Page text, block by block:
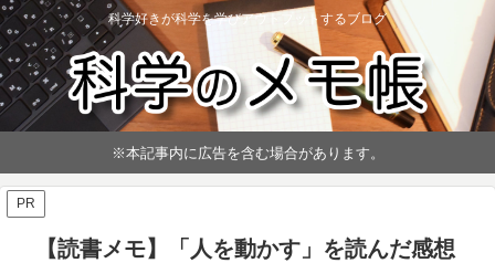
科学好きが科学を学びアウトプットするブログ
※本記事内に広告を含む場合があります。
PR
【読書メモ】「人を動かす」を読んだ感想